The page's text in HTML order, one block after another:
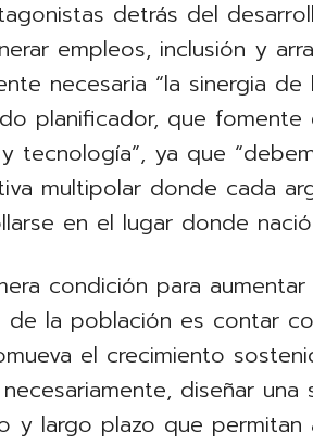
detrás del
empleos, inclusión y
necesaria “la sinergia
planificador, que
tecnología”, ya que
multipolar donde cada
en el lugar donde
condición para
de la población es contar
el crecimiento
diseñar
y largo plazo que